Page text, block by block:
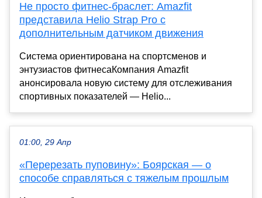
Не просто фитнес-браслет: Amazfit
представила Helio Strap Pro с
дополнительным датчиком движения
Система ориентирована на спортсменов и
энтузиастов фитнесаКомпания Amazfit
анонсировала новую систему для отслеживания
спортивных показателей — Helio...
01:00, 29 Апр
«Перерезать пуповину»: Боярская — о
способе справляться с тяжелым прошлым